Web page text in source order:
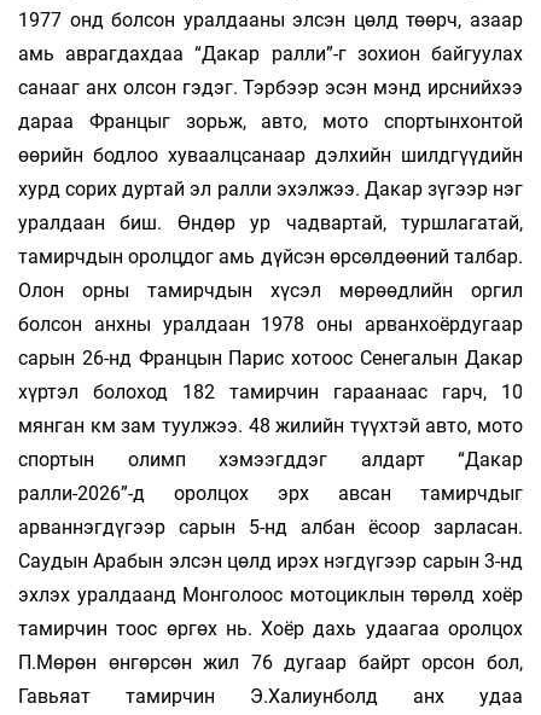
1977 онд болсон уралдааны элсэн цөлд төөрч, азаар
амь аврагдахдаа “Дакар ралли”-г зохион байгуулах
санааг анх олсон гэдэг. Тэрбээр эсэн мэнд ирснийхээ
дараа Францыг зорьж, авто, мото спортынхонтой
өөрийн бодлоо хуваалцсанаар дэлхийн шилдгүүдийн
хурд сорих дуртай эл ралли эхэлжээ. Дакар зүгээр нэг
уралдаан биш. Өндөр ур чадвартай, туршлагатай,
тамирчдын оролцдог амь дүйсэн өрсөлдөөний талбар.
Олон орны тамирчдын хүсэл мөрөөдлийн оргил
болсон анхны уралдаан 1978 оны арванхоёрдугаар
сарын 26-нд Францын Парис хотоос Сенегалын Дакар
хүртэл болоход 182 тамирчин гараанаас гарч, 10
мянган км зам туулжээ. 48 жилийн түүхтэй авто, мото
спортын олимп хэмээгддэг алдарт “Дакар
ралли-2026”-д оролцох эрх авсан тамирчдыг
арваннэгдүгээр сарын 5-нд албан ёсоор зарласан.
Саудын Арабын элсэн цөлд ирэх нэгдүгээр сарын 3-нд
эхлэх уралдаанд Монголоос мотоциклын төрөлд хоёр
тамирчин тоос өргөх нь. Хоёр дахь удаагаа оролцох
П.Мөрөн өнгөрсөн жил 76 дугаар байрт орсон бол,
Гавьяат тамирчин Э.Халиунболд анх удаа